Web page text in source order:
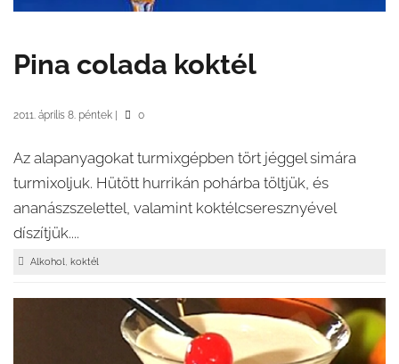
Pina colada koktél
2011. április 8. péntek 0
Az alapanyagokat turmixgépben tört jéggel simára
turmixoljuk. Hütött hurrikán pohárba töltjük, és
ananászszelettel, valamint koktélcseresznyével
díszítjük....
Alkohol, koktél